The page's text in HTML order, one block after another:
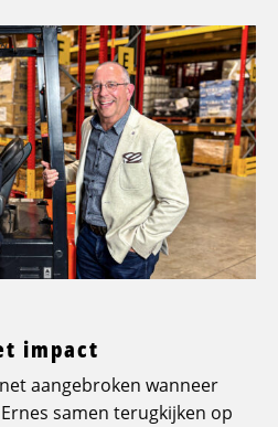
impact
aangebroken wanneer
samen terugkijken op